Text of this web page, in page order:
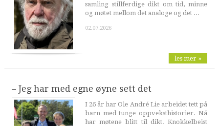
samling stillferdige dikt om tid, minne
og møtet mellom det analoge og det ...
02.07.2026
les mer »
– Jeg har med egne øyne sett det
I 26 år har Ole André Lie arbeidet tett på
barn med tunge oppveksthistorier. Nå
har møtene blitt til dikt. Knokkelbeist